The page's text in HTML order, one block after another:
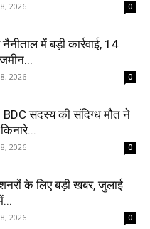
2026 0
में बड़ी कार्रवाई, 14
2026 0
BDC सदस्य की संदिग्ध मौत ने
2026 0
के लिए बड़ी खबर, जुलाई
2026 0